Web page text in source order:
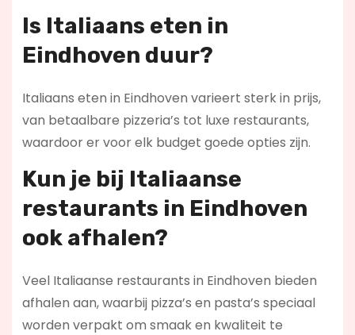
Is Italiaans eten in
Eindhoven duur?
Italiaans eten in Eindhoven varieert sterk in prijs,
van betaalbare pizzeria’s tot luxe restaurants,
waardoor er voor elk budget goede opties zijn.
Kun je bij Italiaanse
restaurants in Eindhoven
ook afhalen?
Veel Italiaanse restaurants in Eindhoven bieden
afhalen aan, waarbij pizza’s en pasta’s speciaal
worden verpakt om smaak en kwaliteit te